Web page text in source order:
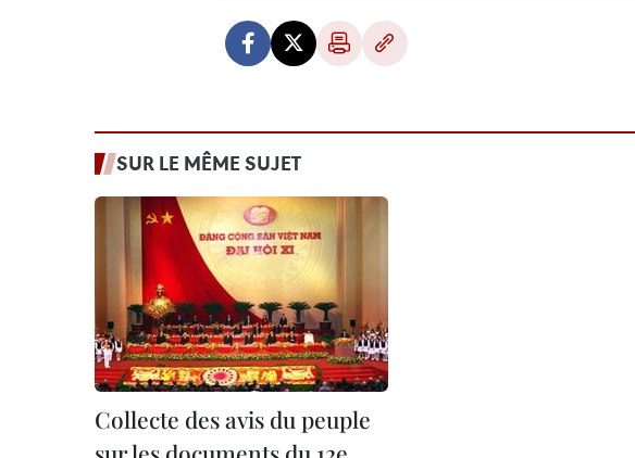
SUR LE MÊME SUJET
Collecte des avis du peuple